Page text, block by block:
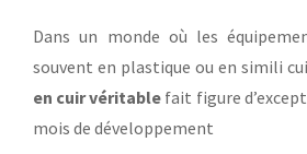
Dans un monde où les
souvent en plastique ou en simili
en cuir véritable fait figure
mois de développement